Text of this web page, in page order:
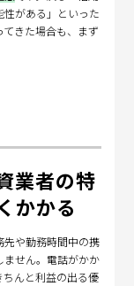
性がある」といった
きた場合も、まず
業者の特
かかる
先や勤務時間中の携
ません。電話がかか
んと利益の出る優